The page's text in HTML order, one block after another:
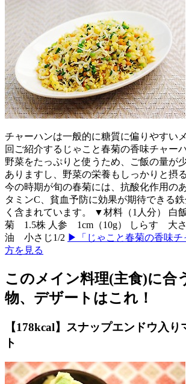
チャーハンは一般的に糖質に偏りやすい
回ご紹介するじゃこと春菊の香味チャー
野菜をたっぷりと使うため、ご飯の量が
ありますし、野菜の栄養もしっかりと摂
今の時期が旬の春菊には、抗酸化作用の
タミンC、貧血予防に効果が期待できる
く含まれています。 ▼材料（1人分） 白
菊 1.5株 人参 1cm（10g） しらす 大さ
油 小さじ1/2 ▶「じゃこと春菊の香味チ
方を見る
このメイン料理(主食)に合
物、デザートはこれ！
【178kcal】スナップエンドウ入
ト